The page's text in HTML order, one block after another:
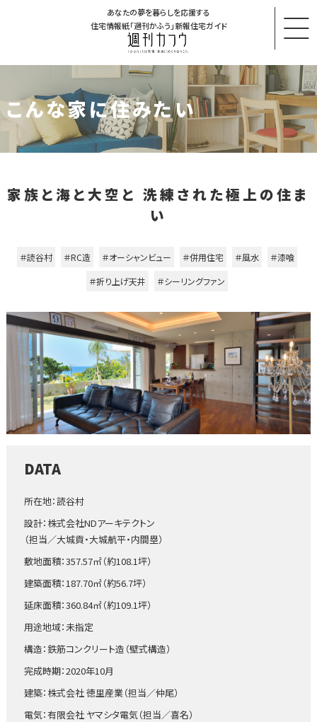
あなたの夢を暮らしを応援する
住宅情報紙「週刊かふう」新報住宅ガイド
こんな家に住みたい
家族と海と大空と 洗練された極上の住ま
い
＃読谷村 ＃RC造 ＃オーシャンビュー ＃併用住宅 ＃風水
＃漆喰
＃折り上げ天井
＃シーリングファン
DATA
所在地：読谷村
設計：株式会社NDアーキテクトン
（担当／大城貢・大城航平・内間塁）
敷地面積：357.57㎡（約108.1坪）
建築面積：187.70㎡（約56.7坪）
延床面積：360.84㎡（約109.1坪）
用途地域：未指定
構造：鉄筋コンクリート造（壁式構造）
完成時期：2020年10月
建築：株式会社 徳里産業（担当／仲尾）
電気：有限会社 ヤマシタ電気（担当／喜名）